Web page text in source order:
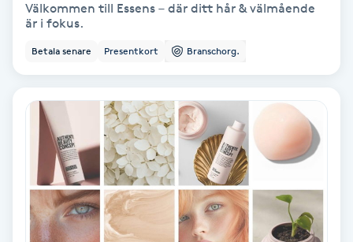
Brynformning
Brynfärgning
Brynplockning
Välkommen till Essens – där ditt hår & välmående
är i fokus.
Betala senare Presentkort Branschorg.